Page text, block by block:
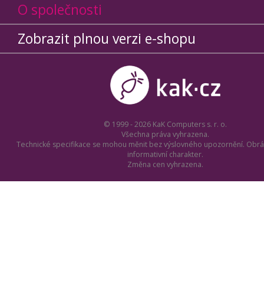
O společnosti
Zobrazit plnou verzi e-shopu
© 1999 - 2026 KaK Computers s. r. o.
Všechna práva vyhrazena.
Technické specifikace se mohou měnit bez výslovného upozornění.
informativní charakter.
Změna cen vyhrazena.